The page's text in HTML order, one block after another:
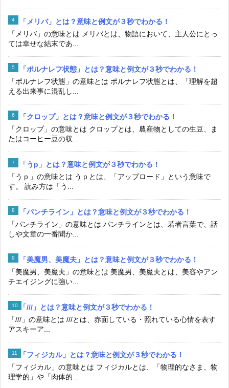
「メリバ」とは？意味と例文が３秒でわかる！
「メリバ」の意味とは メリバとは、物語において、主人公にとっ
ては幸せな結末であ...
「ポルナレフ状態」とは？意味と例文が３秒でわかる！
「ポルナレフ状態」の意味とは ポルナレフ状態とは、「理解を超
える出来事に混乱し...
「クロップ」とは？意味と例文が３秒でわかる！
「クロップ」の意味とは クロップとは、農産物としての生豆、ま
たはコーヒー豆の収...
「うp」とは？意味と例文が３秒でわかる！
「うｐ」の意味とは うｐとは、「アップロード」という意味で
す。 読み方は「う...
「パンチライン」とは？意味と例文が３秒でわかる！
「パンチライン」の意味とは パンチラインとは、若者言葉で、話
しや文章の一番聞か...
「美魔男、美魔夫」とは？意味と例文が３秒でわかる！
「美魔男、美魔夫」の意味とは 美魔男、美魔夫とは、美容やアン
チエイジングに強い...
「///」とは？意味と例文が３秒でわかる！
「///」の意味とは ///とは、赤面している・照れている心情を表す
アスキーア...
「フィジカル」とは？意味と例文が３秒でわかる！
「フィジカル」の意味とは フィジカルとは、「物理的なさま、物
理学的」や「肉体的...